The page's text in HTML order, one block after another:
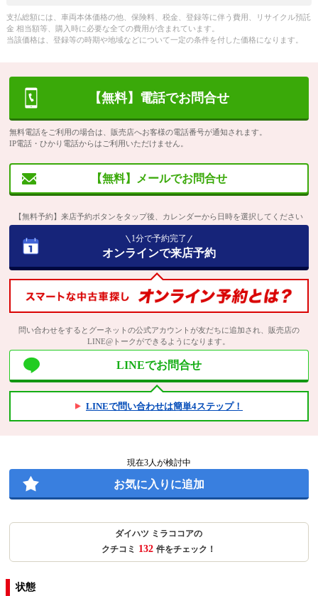
支払総額には、車両本体価格の他、保険料、税金、登録等に伴う費用、リサイクル預託
金 相当額等、購入時に必要な全ての費用が含まれています。
当該価格は、登録等の時期や地域などについて一定の条件を付した価格になります。
【無料】電話でお問合せ
無料電話をご利用の場合は、販売店へお客様の電話番号が通知されます。
IP電話・ひかり電話からはご利用いただけません。
【無料】メールでお問合せ
【無料予約】来店予約ボタンをタップ後、カレンダーから日時を選択してください
1分で予約完了
オンラインで来店予約
問い合わせをするとグーネットの公式アカウントが友だちに追加され、販売店の
LINE@トークができるようになります。
LINEでお問合せ
LINEで問い合わせは簡単4ステップ！
現在3人が検討中
お気に入りに追加
ダイハツ ミラココアの
クチコミ 132 件をチェック！
状態